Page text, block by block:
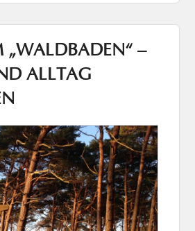
„WALDBADEN“ –
ALLTAG